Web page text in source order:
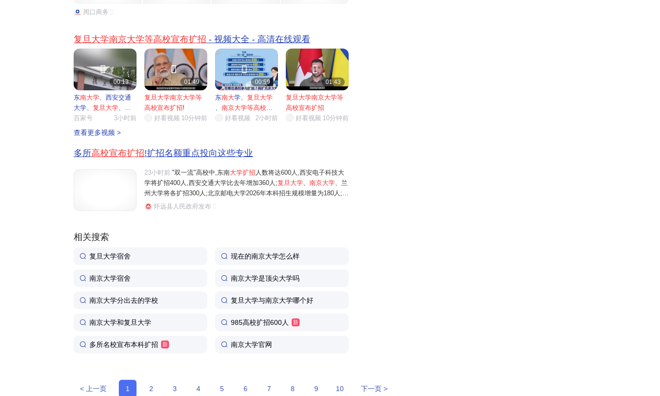
周口商务
复旦大学南京大学等高校宣布扩招 - 视频大全 - 高清在线观看

00:13
东南大学、西安交通
大学、 复旦大学、 南
京大学
百家号 3小时前

01:49
复旦大学南京大学等
高校宣布扩招!
好看视频 10分钟前

00:59
东南大学、 复旦大学
、 南京大学等高校宣
布扩招...
好看视频 2小时前

01:43
复旦大学南京大学等
高校宣布扩招
好看视频 10分钟前
查看更多视频 >
多所高校宣布扩招!扩招名额重点投向这些专业
23小时前 "双一流"高校中,东南大学扩招 人数将达600人,西安电子科技大
学将扩招400人,西安交通大学比去年增加360人;复旦大学 南京大学 、兰
州大学将各扩招300人;北京邮电大学2026年本科招生规模增量为180人;华
南理工大学全国招生总规模比2025年增加150人;同济大学、南开大学...
怀远县人民政府发布
相关搜索
复旦大学宿舍 现在的南京大学怎么样
南京大学宿舍 南京大学是顶尖大学吗
南京大学分出去的学校 复旦大学与南京大学哪个好
南京大学和复旦大学 985高校扩招600人 新
多所名校宣布本科扩招 新 南京大学官网
< 上一页 1 2 3 4 5 6 7 8 9 10 下一页 >